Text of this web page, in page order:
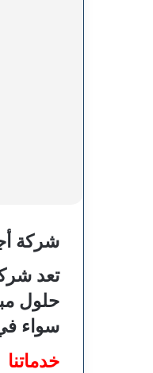
شركة
تعد
حلول
سواء
خدماتنا